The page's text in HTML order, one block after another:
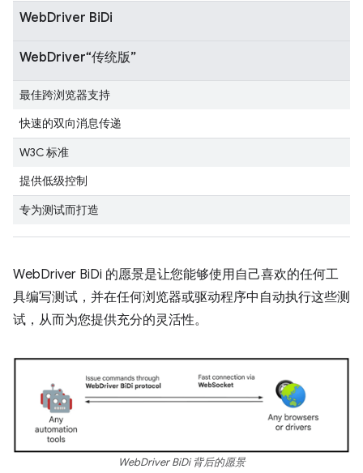
WebDriver BiDi
WebDriver“传统版”
最佳跨浏览器支持
快速的双向消息传递
W3C 标准
提供低级控制
专为测试而打造
WebDriver BiDi 的愿景是让您能够使用自己喜欢的任何工
具编写测试，并在任何浏览器或驱动程序中自动执行这些测
试，从而为您提供充分的灵活性。
WebDriver BiDi 背后的愿景